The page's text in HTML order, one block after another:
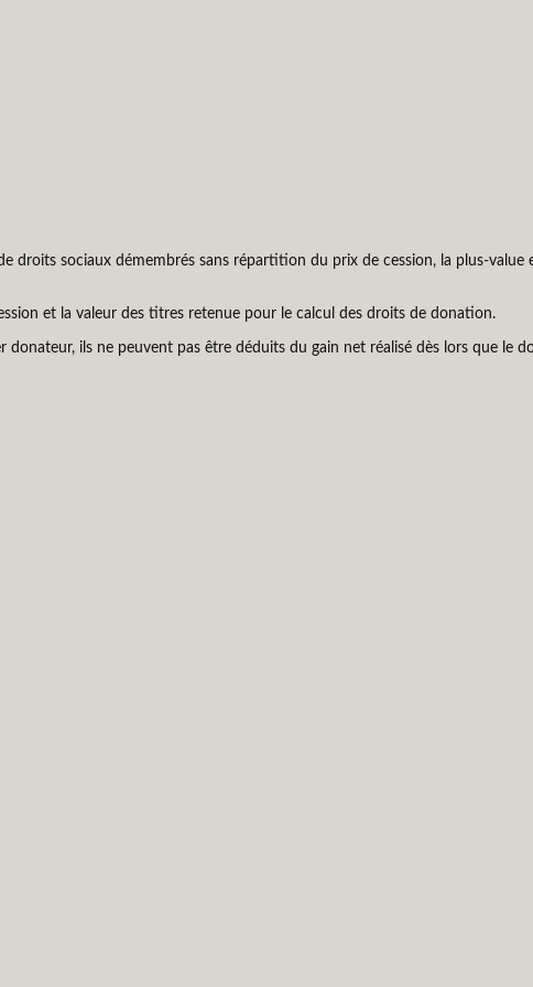
sociaux démembrés sans répartition du prix de cession, la plus-
et la valeur des titres retenue pour le calcul des droits de donation.
ils ne peuvent pas être déduits du gain net réalisé dès lors que le